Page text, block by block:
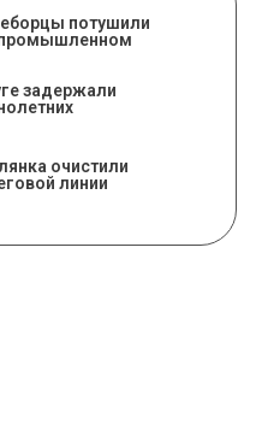
потушили
задержали
очистили
линии